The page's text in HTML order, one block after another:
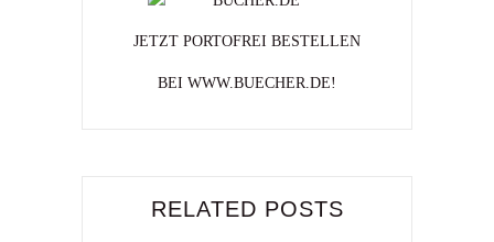
JETZT PORTOFREI BESTELLEN
BEI WWW.BUECHER.DE!
RELATED POSTS